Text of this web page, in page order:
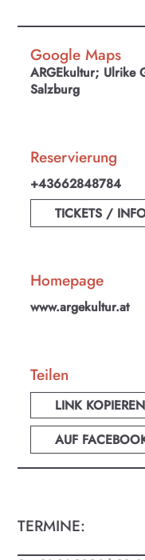
Google Maps
ARGEkultur; Ulrike
Salzburg
Reservierung
+43662848784
TICKETS /
Homepage
www.argekultur.at
Teilen
LINK KOPIEREN
AUF
TERMINE: